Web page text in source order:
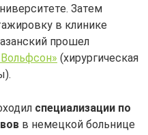
Затем
в клинике
прошел
(хирургическая
специализации по
в немецкой больнице